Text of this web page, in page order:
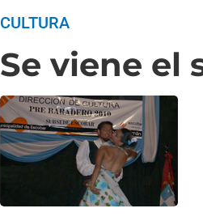
CULTURA
Se viene el